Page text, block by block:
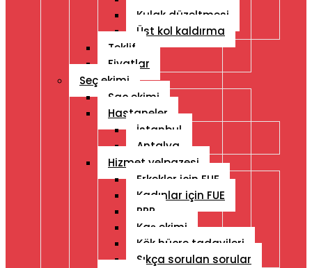
Kulak düzeltmesi
Üst kol kaldırma
Teklif
Fiyatlar
Seç ekimi
Saç ekimi
Hastaneler
İstanbul
Antalya
Hizmet yelpazesi
Erkekler için FUE
Kadınlar için FUE
PRP
Kaş ekimi
Kök hücre tadavileri
Sıkça sorulan sorular